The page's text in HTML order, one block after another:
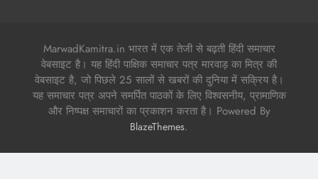
MarwadKamitra.in भारत में एक तेजी से बढ़ती हिंदी समाचार
वेबसाइट है। यह हिंदी पाक्षिक समाचार पत्र मारवाड़ का मित्र की
वेबसाइट है, जो पिछले 25 सालों से खबरों की दुनिया में सक्रिय है।
यह समाचार पत्र अपने समर्पित पाठकों के लिए विश्वसनीय, प्रामाणिक
और निष्पक्ष समाचारों का प्रकाशन करता है। Powered By
BlazeThemes.